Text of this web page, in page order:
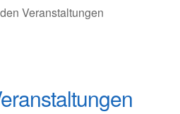
Veranstaltungen